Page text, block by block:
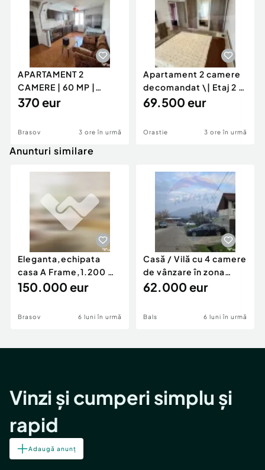
APARTAMENT 2
CAMERE | 60 MP |
GENERAL MOCIULSCHI
370 eur
Brasov 3 ore în urmă
Apartament 2 camere
decomandat \| Etaj 2 \|
50 mp \+ 8 mp ba
69.500 eur
Orastie 3 ore în urmă
Anunturi similare
Eleganta,echipata
casa A Frame,1.200 mp
teren,deschidere Pia
150.000 eur
Brasov 6 luni în urmă
Casă / Vilă cu 4 camere
de vânzare în zona
Periferie
62.000 eur
Bals 6 luni în urmă
Vinzi și cumperi simplu și
rapid
Adaugă anunț